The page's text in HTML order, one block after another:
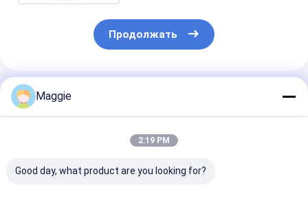
Продолжать
Порекомендованные Продукты
Maggie
2:19 PM
Good day, what product are you looking for?